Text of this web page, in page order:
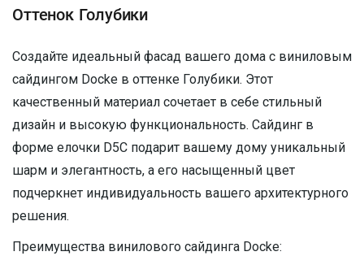
Оттенок Голубики
Создайте идеальный фасад вашего дома с виниловым
сайдингом Docke в оттенке Голубики. Этот
качественный материал сочетает в себе стильный
дизайн и высокую функциональность. Сайдинг в
форме елочки D5C подарит вашему дому уникальный
шарм и элегантность, а его насыщенный цвет
подчеркнет индивидуальность вашего архитектурного
решения.
Преимущества винилового сайдинга Docke: